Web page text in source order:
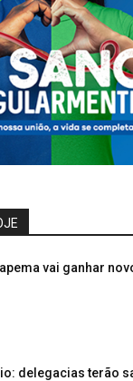
vai ganhar
delegacias terão